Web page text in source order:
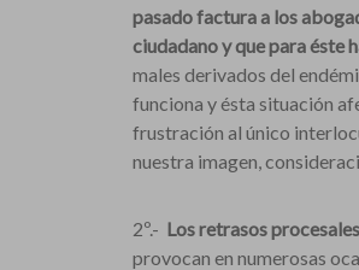
pasado factura a los
ciudadano y que para éste
males derivados del
funciona y ésta situación
frustración al único
nuestra imagen,
2º.- Los retrasos
provocan en numerosas